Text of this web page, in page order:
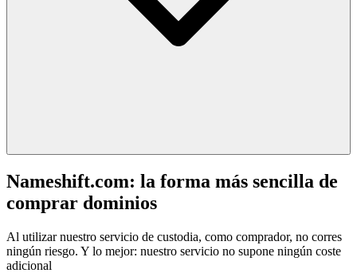
Nameshift.com: la forma más sencilla de
comprar dominios
Al utilizar nuestro servicio de custodia, como comprador, no corres
ningún riesgo. Y lo mejor: nuestro servicio no supone ningún coste
adicional